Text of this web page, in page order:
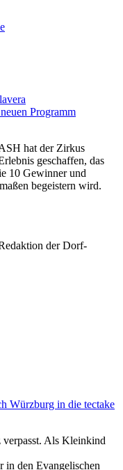
Programm
hat der Zirkus
geschaffen, das
10 Gewinner und
begeistern wird.
der Dorf-
Würzburg in die tectake
verpasst. Als Kleinkind
in den Evangelischen